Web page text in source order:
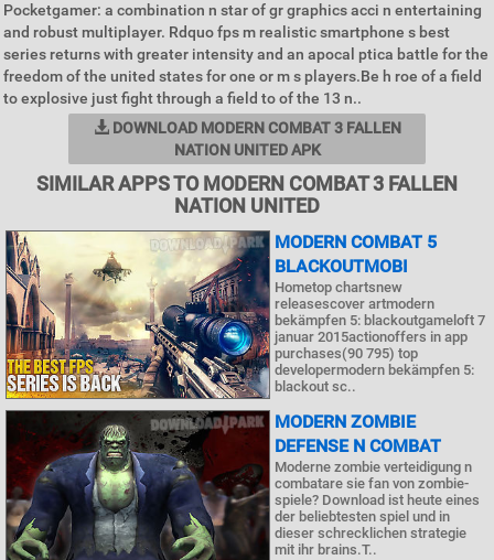
Pocketgamer: a combination n star of gr graphics acci n entertaining
and robust multiplayer. Rdquo fps m realistic smartphone s best
series returns with greater intensity and an apocal ptica battle for the
freedom of the united states for one or m s players.Be h roe of a field
to explosive just fight through a field to of the 13 n..
DOWNLOAD MODERN COMBAT 3 FALLEN
NATION UNITED APK
SIMILAR APPS TO MODERN COMBAT 3 FALLEN
NATION UNITED
MODERN COMBAT 5
BLACKOUTMOBI
Hometop chartsnew
releasescover artmodern
bekämpfen 5: blackoutgameloft 7
januar 2015actionoffers in app
purchases(90 795) top
developermodern bekämpfen 5:
blackout sc..
MODERN ZOMBIE
DEFENSE N COMBAT
Moderne zombie verteidigung n
combatare sie fan von zombie-
spiele? Download ist heute eines
der beliebtesten spiel und in
dieser schrecklichen strategie
mit ihr brains.T..